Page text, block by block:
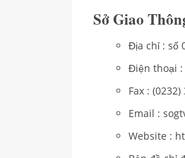
Sở Giao
Địa chỉ : số
Điện thoại :
Fax :
Email :
Website :